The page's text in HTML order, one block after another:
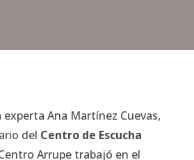
experta Ana Martínez Cuevas,
del Centro de Escucha
Arrupe trabajó en el